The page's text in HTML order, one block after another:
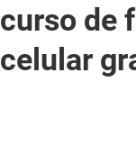
curso de
celular